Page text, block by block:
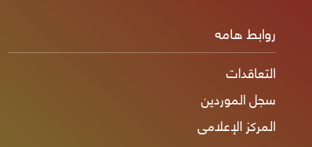
روابط هامه
التعاقدات
سجل الموردين
المركز الإعلامى